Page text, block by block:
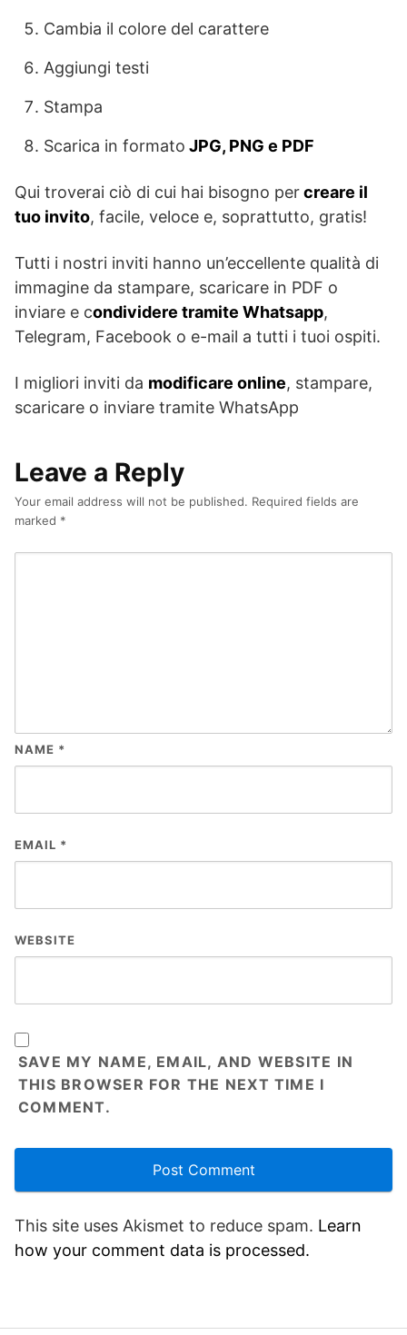
Cambia il colore del carattere
Aggiungi testi
Stampa
Scarica in formato JPG, PNG e PDF
Qui troverai ciò di cui hai bisogno percreare il
tuo invito, facile, veloce e, soprattutto, gratis!
Tutti i nostri inviti hanno un’eccellente qualità di
immagine da stampare, scaricare in PDF o
inviare e condividere tramite Whatsapp,
Telegram, Facebook o e-mail a tutti i tuoi ospiti.
I migliori inviti da modificare online, stampare,
scaricare o inviare tramite WhatsApp
Leave a Reply
Your email address will not be published. Required fields are
marked *
NAME *
EMAIL *
WEBSITE
SAVE MY NAME, EMAIL, AND WEBSITE IN
THIS BROWSER FOR THE NEXT TIME I
COMMENT.
This site uses Akismet to reduce spam. Learn
how your comment data is processed.